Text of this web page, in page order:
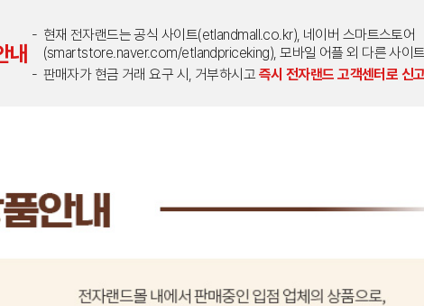
내
현재 전자랜드는 공식 사이트(etlandmall.co.kr), 네이버 스마트스토어
(smartstore.naver.com/etlandpriceking), 모바일 어플 외 다른 사이
판매자가 현금 거래 요구 시, 거부하시고 즉시 전자랜드 고객센터로 신